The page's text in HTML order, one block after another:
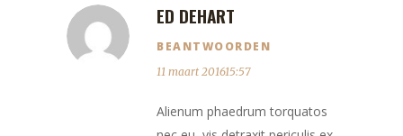
ED DEHART
BEANTWOORDEN
11 maart 201615:57
Alienum phaedrum torquatos